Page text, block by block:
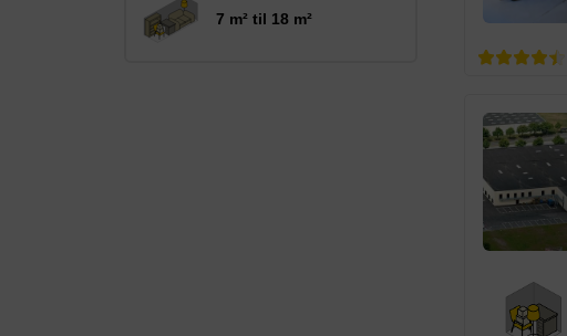
7 m² til 18 m²